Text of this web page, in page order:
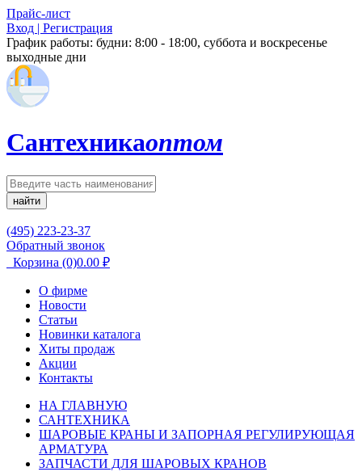
Прайс-лист
Вход | Регистрация
График работы: будни: 8:00 - 18:00, суббота и воскресенье
выходные дни
Сантехникаоптом
найти
(495) 223-23-37
Обратный звонок
Корзина (0)0.00 ₽
О фирме
Новости
Статьи
Новинки каталога
Хиты продаж
Акции
Контакты
НА ГЛАВНУЮ
САНТЕХНИКА
ШАРОВЫЕ КРАНЫ И ЗАПОРНАЯ РЕГУЛИРУЮЩАЯ
АРМАТУРА
ЗАПЧАСТИ ДЛЯ ШАРОВЫХ КРАНОВ